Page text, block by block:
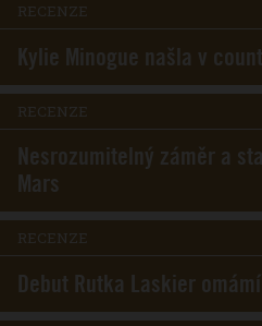
RECENZE
Kylie Minogue našla v
RECENZE
Nesrozumitelný záměr a
Mars
RECENZE
Debut Rutka Laskier